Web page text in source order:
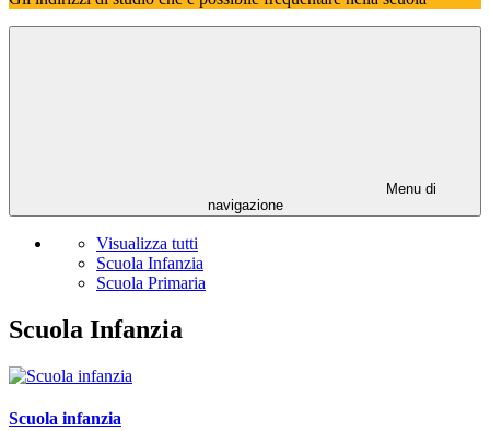
Menu di
navigazione
Visualizza tutti
Scuola Infanzia
Scuola Primaria
Scuola Infanzia
Scuola infanzia